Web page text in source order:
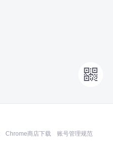

Chrome商店下载
账号管理规范